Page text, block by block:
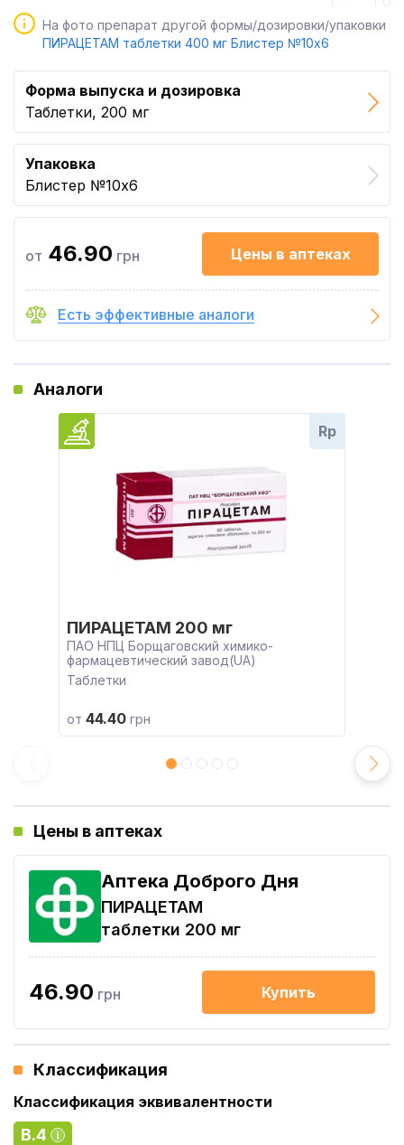
На фото препарат другой формы/дозировки/упаковки
ПИРАЦЕТАМ таблетки 400 мг Блистер №10x6
Форма выпуска и дозировка
Таблетки, 200 мг
Упаковка
Блистер №10x6
от 46.90 грн Цены в аптеках
Есть эффективные аналоги
Аналоги
Rp
ПИРАЦЕТАМ 200 мг
ПАО НПЦ Борщаговский химико-
фармацевтический завод(UA)
Таблетки
от 44.40 грн
Цены в аптеках
Аптека Доброго Дня
ПИРАЦЕТАМ
таблетки 200 мг
46.90 грн Купить
Классификация
Классификация эквивалентности
B.4